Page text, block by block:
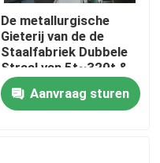
De metallurgische
Gieterij van de de
Staalfabriek Dubbele
Straal van 5t~320t &
Gietende Kranen 100
Ton Aanvraag sturen